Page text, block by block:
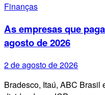
Finanças
As empresas que
agosto de 2026
2 de agosto de 2026
Bradesco, Itaú, ABC Brasil